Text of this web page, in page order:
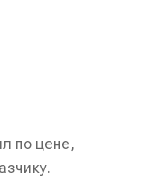
по цене,